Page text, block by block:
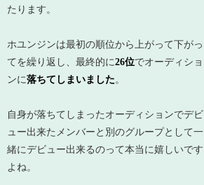
たります。
ホユンジンは最初の順位から上がって下がっ
てを繰り返し、最終的に26位でオーディショ
ンに落ちてしまいました。
自身が落ちてしまったオーディションでデビ
ュー出来たメンバーと別のグループとして一
緒にデビュー出来るのって本当に嬉しいです
よね。